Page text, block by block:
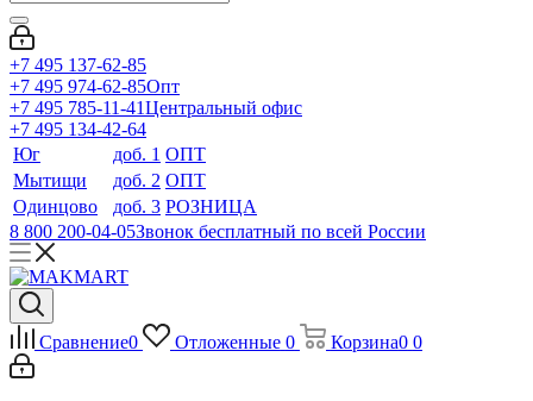
+7 495 137-62-85
+7 495 974-62-85Опт
+7 495 785-11-41Центральный офис
+7 495 134-42-64
Юг
доб. 1 ОПТ
Мытищи
доб. 2 ОПТ
Одинцово
доб. 3 РОЗНИЦА
8 800 200-04-05Звонок бесплатный по всей России
Сравнение0 Отложенные 0 Корзина0 0